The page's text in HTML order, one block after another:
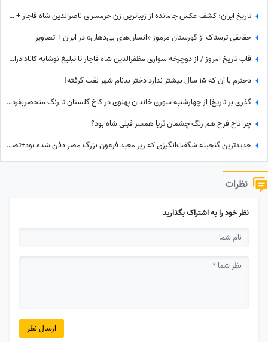
تاریخ ایران؛ کشف عکس جامانده از زیباترین زن حرمسرای ناصرالدین شاه قاجار + عکس
حقایقی ترسناک از گورستان مرموز «انسان‌های بی‌دهان» در ایران + تصاویر
قاب تاریخ امروز / از دوچرخه سواری مظفرالدین شاه قاجار تا تبلیغ نوشابه ‌کانادادرای و تصویر دیده نشده از جردن که کم از لس‌آنجلس نداره + عکس
دخترم با آن که ۱۵ سال بیشتر ندارد دختر بدنام شهر لقب گرفته!
گذری بر تاریخ| از چهارشنبه سوری خاندان پهلوی در کاخ گلستان تا رنگ منحصربفرد شورولت کوروت 1979 در محله در گیشا، 60 سال پیش
چرا تاج فرح هم رنگ چشمان ثریا همسر قبلی شاه بود؟
جدیدترین گنجینه شگفت‌انگیزی که زیر معبد فرعون بزرگ مصر دفن شده بود+تصاویر/ معبد فراعنه بعد از هر اکتشاف حیرت‌انگیزتر میشه
نظرات
نظر خود را به اشتراک بگذارید
ارسال نظر